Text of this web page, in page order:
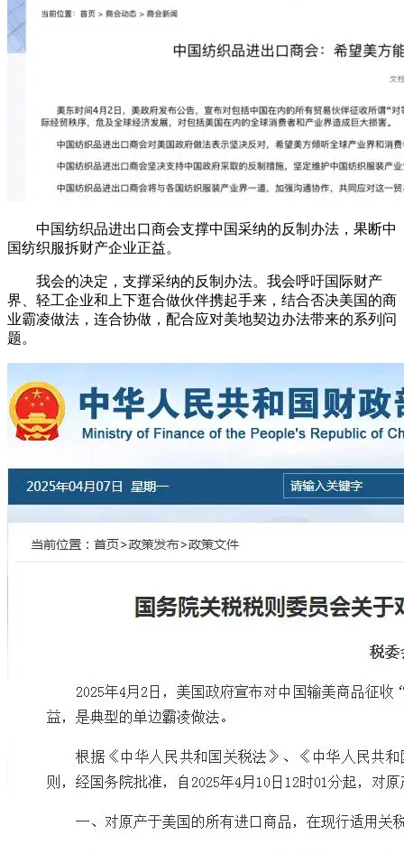
中国纺织品进出口商会支撑中国采纳的反制办法，果断中
国纺织服拆财产企业正益。
我会的决定，支撑采纳的反制办法。我会呼吁国际财产
界、轻工企业和上下逛合做伙伴携起手来，结合否决美国的商
业霸凌做法，连合协做，配合应对美地契边办法带来的系列问
题。